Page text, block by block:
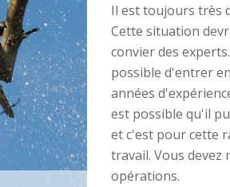
Il est toujours très
Cette situation
convier des
possible d'entrer
années
est possible qu'il
et c'est pour cette
travail. Vous
opérations.